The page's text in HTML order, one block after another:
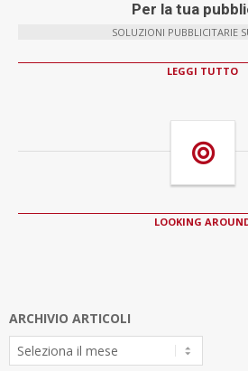
Per la tua
SOLUZIONI PUBBLICITARIE
LEGGI TUTTO
LOOKING
ARCHIVIO ARTICOLI
Archivio
Articoli